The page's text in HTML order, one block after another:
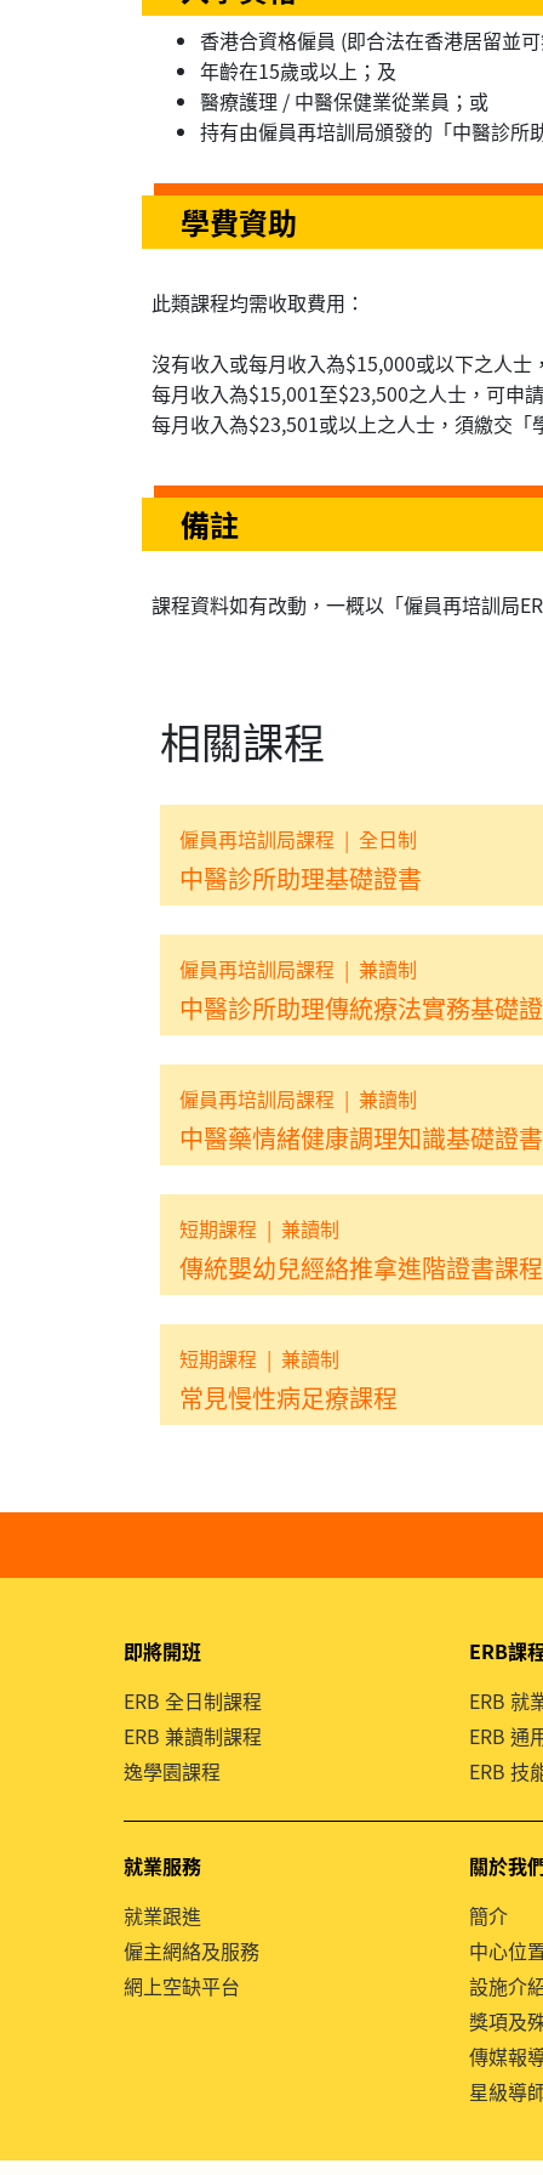
香港合資格僱員 (即合法在香港居留並
年齡在15歲或以上；及
醫療護理 / 中醫保健業從業員；或
持有由僱員再培訓局頒發的「中醫診所
學費資助
此類課程均需收取費用：
沒有收入或每月收入為$15,000或以下之人士
每月收入為$15,001至$23,500之人士，可申
每月收入為$23,501或以上之人士，須繳交「
備註
課程資料如有改動，一概以「僱員再培訓局
相關課程
僱員再培訓局課程 | 全日制
中醫診所助理基礎證書
僱員再培訓局課程 | 兼讀制
中醫診所助理傳統療法實務基礎
僱員再培訓局課程 | 兼讀制
中醫藥情緒健康調理知識基礎證
短期課程 | 兼讀制
傳統嬰幼兒經絡推拿進階證書課程
短期課程 | 兼讀制
常見慢性病足療課程
即將開班
ERB 全日制課程
ERB 兼讀制課程
逸學園課程
ERB課
ERB 就
ERB 通
ERB 技
就業服務
就業跟進
僱主網絡及服務
網上空缺平台
關於我
簡介
中心位
設施介
獎項及
傳媒報
星級導